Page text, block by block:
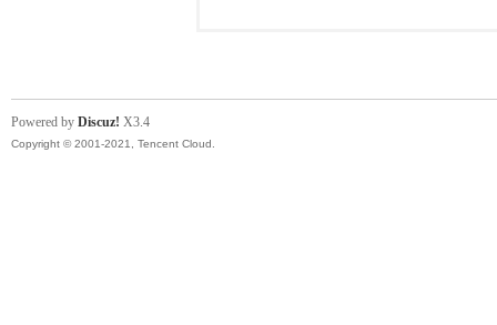
Powered by Discuz! X3.4
Copyright © 2001-2021, Tencent Cloud.